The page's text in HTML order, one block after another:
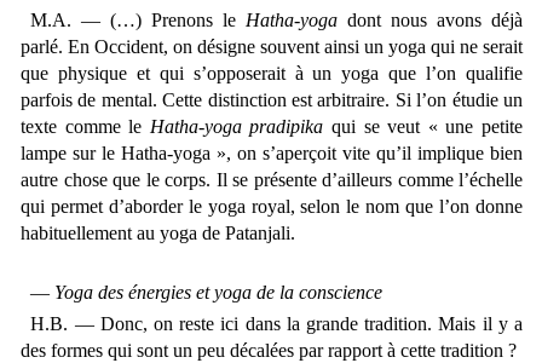
M.A. — (…) Prenons le Hatha-yoga dont nous avons déjà
parlé. En Occident, on désigne souvent ainsi un yoga qui ne serait
que physique et qui s’opposerait à un yoga que l’on qualifie
parfois de mental. Cette distinction est arbitraire. Si l’on étudie un
texte comme le Hatha-yoga pradipika qui se veut « une petite
lampe sur le Hatha-yoga », on s’aperçoit vite qu’il implique bien
autre chose que le corps. Il se présente d’ailleurs comme l’échelle
qui permet d’aborder le yoga royal, selon le nom que l’on donne
habituellement au yoga de Patanjali.
— Yoga des énergies et yoga de la conscience
H.B. — Donc, on reste ici dans la grande tradition. Mais il y a
des formes qui sont un peu décalées par rapport à cette tradition ?